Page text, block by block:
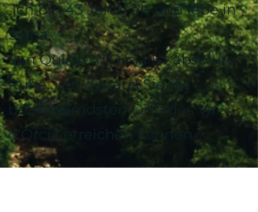
Ich bin 43 Jahre alt und lebe in
Siena.
San Quirico d'Orcia ist absolute
Ruhe, von der aus Sie die
bezauberndsten Orte des Val
d'Orcia erreichen können.